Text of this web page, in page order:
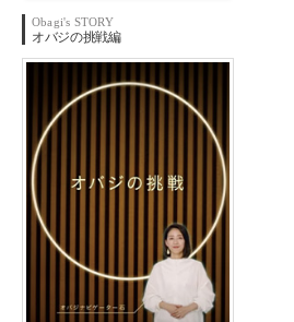
Obagi's STORY
オバジの挑戦編